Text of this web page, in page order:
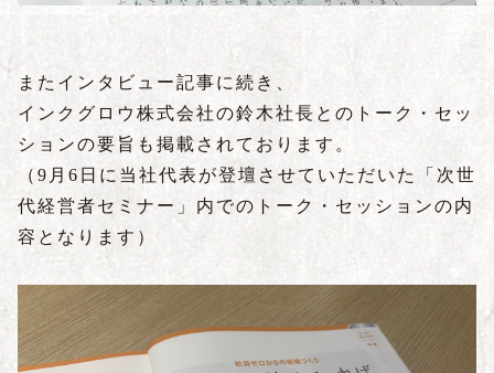
またインタビュー記事に続き、
インクグロウ株式会社の鈴木社長とのトーク・セッ
ションの要旨も掲載されております。
（9月6日に当社代表が登壇させていただいた「次世
代経営者セミナー」内でのトーク・セッションの内
容となります）